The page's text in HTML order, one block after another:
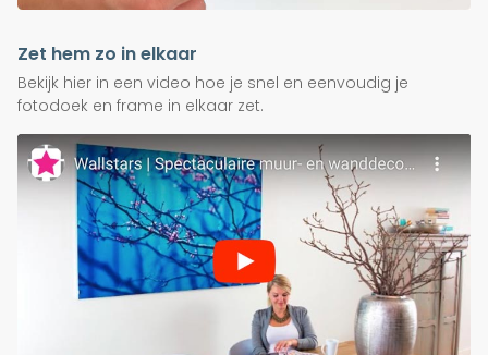
Zet hem zo in elkaar
Bekijk hier in een video hoe je snel en eenvoudig je
fotodoek en frame in elkaar zet.